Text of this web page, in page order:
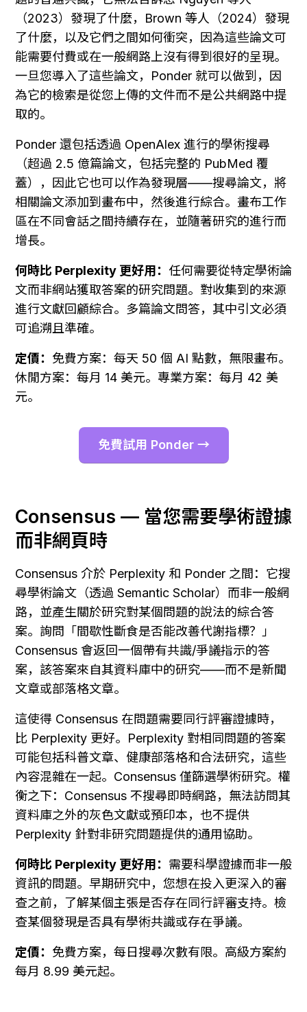
（2023）發現了什麼，Brown 等人（2024）發現
了什麼，以及它們之間如何衝突，因為這些論文可
能需要付費或在一般網路上沒有得到很好的呈現。
一旦您導入了這些論文，Ponder 就可以做到，因
為它的檢索是從您上傳的文件而不是公共網路中提
取的。
Ponder 還包括透過 OpenAlex 進行的學術搜尋
（超過 2.5 億篇論文，包括完整的 PubMed 覆
蓋），因此它也可以作為發現層——搜尋論文，將
相關論文添加到畫布中，然後進行綜合。畫布工作
區在不同會話之間持續存在，並隨著研究的進行而
增長。
何時比 Perplexity 更好用： 任何需要從特定學術論
文而非網站獲取答案的研究問題。對收集到的來源
進行文獻回顧綜合。多篇論文問答，其中引文必須
可追溯且準確。
定價： 免費方案：每天 50 個 AI 點數，無限畫布。
休閒方案：每月 14 美元。專業方案：每月 42 美
元。
免費試用 Ponder →
Consensus — 當您需要學術證據
而非網頁時
Consensus 介於 Perplexity 和 Ponder 之間：它搜
尋學術論文（透過 Semantic Scholar）而非一般網
路，並產生關於研究對某個問題的說法的綜合答
案。詢問「間歇性斷食是否能改善代謝指標？」
Consensus 會返回一個帶有共識/爭議指示的答
案，該答案來自其資料庫中的研究——而不是新聞
文章或部落格文章。
這使得 Consensus 在問題需要同行評審證據時，
比 Perplexity 更好。Perplexity 對相同問題的答案
可能包括科普文章、健康部落格和合法研究，這些
內容混雜在一起。Consensus 僅篩選學術研究。權
衡之下：Consensus 不搜尋即時網路，無法訪問其
資料庫之外的灰色文獻或預印本，也不提供
Perplexity 針對非研究問題提供的通用協助。
何時比 Perplexity 更好用： 需要科學證據而非一般
資訊的問題。早期研究中，您想在投入更深入的審
查之前，了解某個主張是否存在同行評審支持。檢
查某個發現是否具有學術共識或存在爭議。
定價： 免費方案，每日搜尋次數有限。高級方案約
每月 8.99 美元起。